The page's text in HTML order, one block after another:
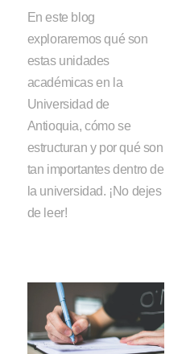
En este blog
exploraremos qué son
estas unidades
académicas en la
Universidad de
Antioquia, cómo se
estructuran y por qué son
tan importantes dentro de
la universidad. ¡No dejes
de leer!